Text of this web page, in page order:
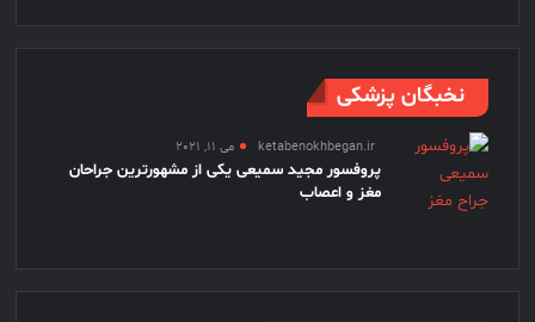
نخبگان پزشکی
ketabenokhbegan.ir می 11, 2021
پروفسور مجید سمیعی یکی از مشهورترین جراحان
مغز و اعصاب